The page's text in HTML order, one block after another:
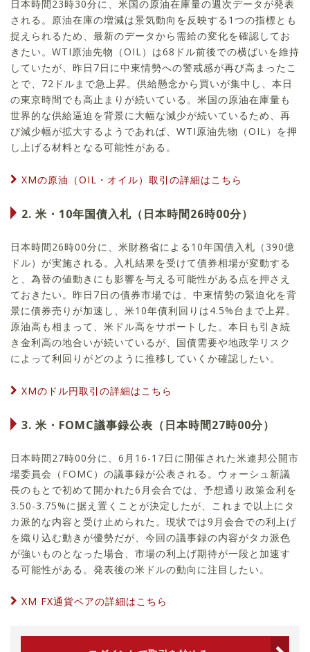
日本時間23時30分に、米国の原油在庫量の週次データが発表
される。原油在庫の増減は景気動向を反映する1つの指標とも
捉えられるため、最新のデータから需給の変化を確認してお
きたい。WTI原油先物（OIL）は68ドル前後での横ばいを維持
していたが、昨日7日に中東情勢への警戒感が再び高まったこ
とで、72ドルまで急上昇。供給懸念から買いが集中し、本日
の東京時間でも高止まりが続いている。米国の原油在庫量も
世界的な供給逼迫を背景に大幅な減少が続いているため、再
び減少幅が拡大するようであれば、WTI原油先物（OIL）を押
し上げる材料となる可能性がある。
XMの原油（OIL・オイル）取引の詳細はこちら
2. 米・10年国債入札（日本時間26時00分）
日本時間26時00分に、米財務省による10年国債入札（390億
ドル）が実施される。入札結果を受けて債券相場が変動する
と、為替の値動きにも影響を与える可能性がある点を押さえ
ておきたい。昨日7日の債券市場では、中東情勢の緊迫化を背
景に債券売りが加速し、米10年債利回りは4.5%台まで上昇。
原油高も相まって、米ドル高をサポートした。本日も引き続
き金利高の地合いが続いているが、国債需要や地政学リスク
によって利回りがどのように推移していくか確認したい。
XMのドル円取引の詳細はこちら
3. 米・FOMC議事録公表（日本時間27時00分）
日本時間27時00分に、6月16-17日に開催された米連邦公開市
場委員会（FOMC）の議事録が公表される。ウォーシュ新議
長のもとで初めて開かれた6月会合では、予想通り政策金利を
3.50-3.75%に据え置くことが決定したが、これまで以上にタ
カ派的な内容と受け止められた。現状では9月会合での利上げ
を織り込む動きが優勢だが、今回の議事録の内容がタカ派色
が強いものとなった場合、市場の利上げ期待が一段と加速す
る可能性がある。発表後の米ドルの動向に注目したい。
XM FX通貨ペアの詳細はこちら